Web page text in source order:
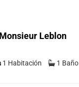
Leblon
1 Habitación 1 Baño